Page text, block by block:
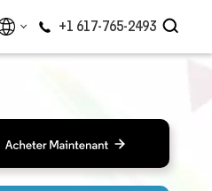
+1 617-765-2493